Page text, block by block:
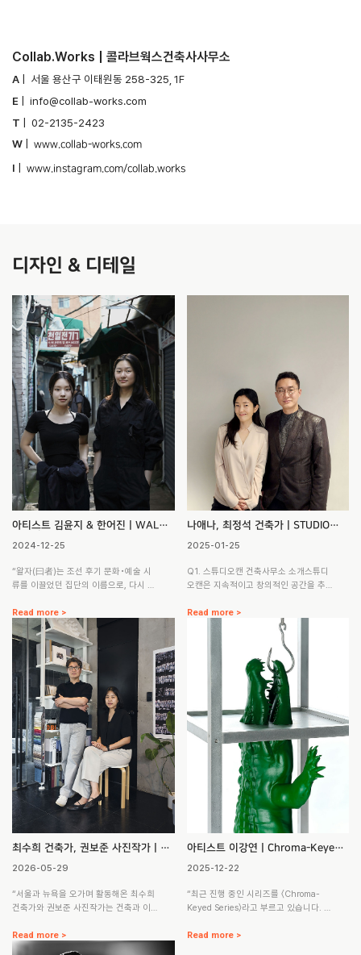
Collab.Works | 콜라브웍스건축사사무소
A 서울 용산구 이태원동 258-325, 1F
E
info@collab-works.com
T | 02-2135-2423
W
www.collab-works.com
I www.instagram.com/collab.works
디자인 & 디테일
아티스트 김윤지 & 한어진ㅣWALZA
2024-12-25
“왈자(曰者)는 조선 후기 문화•예술 시
류를 이끌었던 집단의 이름으로, 다시 한
는 포부가 담겨있습니다. 기존 한자를 변
형해 ‘말하다 왈(曰)’ ‘스스로 자(自)’를 써
서 작가로서, 한국인이라는 정체성을 가
진 사람으로서 ‘자신의 이야기를 하자’라
는 의미를 담았습니
다.”INTRODUCTIONㅣ김윤지 Kim
Yoonji & 한어진 Han Ozin스튜디오 왈
자(Walza)의 김윤지 작가와 한어진 작가
는 12년 지기 단짝 친구로, 어린 시절부
터 함께 작업하는 꿈을 키워왔습니다. 김
윤지는 조소를, 한어진은 도자예술을 전
공하여 작가로서의…
Read more >
나애나, 최정석 건축가ㅣSTUDIO
2025-01-25
Q1. 스튜디오캔 건축사무소 소개스튜디
오캔은 지속적이고 창의적인 공간을 추
이름의 ‘CAN’은 ‘할 수 있다’라는 직관적
인 의미와 함께 ‘CREATIVE
ARCHITECTS NETWORK’의 준말로 뜻
을 함께하는 사람들이 모이면 엄청난 시
너지를 일으킨 것이다’라는 믿음에서 출
발했다. 스튜디오캔은 이러한 유연한 사
고를 통해 내외부 공간의 경계를 두지 않
는 디자인으로 100년 이상 갈 수 있는
큰 회사를 꿈꾸면서 개소하여 크고 다양
한 프로젝트를 진행하고 있다.Q2. 추구
하는 건축은 무엇인가?건축에 어떤 기능,
성격, 이미지를 담을지에…
Read more >
최수희 건축가, 권보준 사진작가ㅣ
2026-05-29
“서울과 뉴욕을 오가며 활동해온 최수희
건축가와 권보준 사진작가는 건축과 이
고 있습니다. 두 사람이 함께 이끄는 콜라
브웍스(Collab.Works)는 건축 설계와 사
Read more >
아티스트 이강연ㅣChroma-Keyed
2025-12-22
“최근 진행 중인 시리즈를 〈Chroma-
Keyed Series〉라고 부르고 있습니다. 크
의 피부와 가장 멀리 떨어진 색으로, 피사
Read more >